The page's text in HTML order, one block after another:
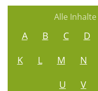
Alle
A B C D
K
L M N
U
V